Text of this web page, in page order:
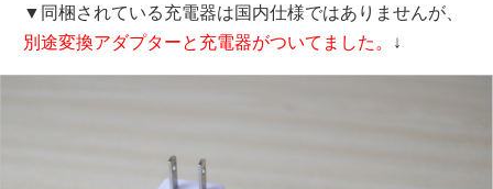
▼同梱されている充電器は国内仕様ではありませんが、
別途変換アダプターと充電器がついてました。 ↓